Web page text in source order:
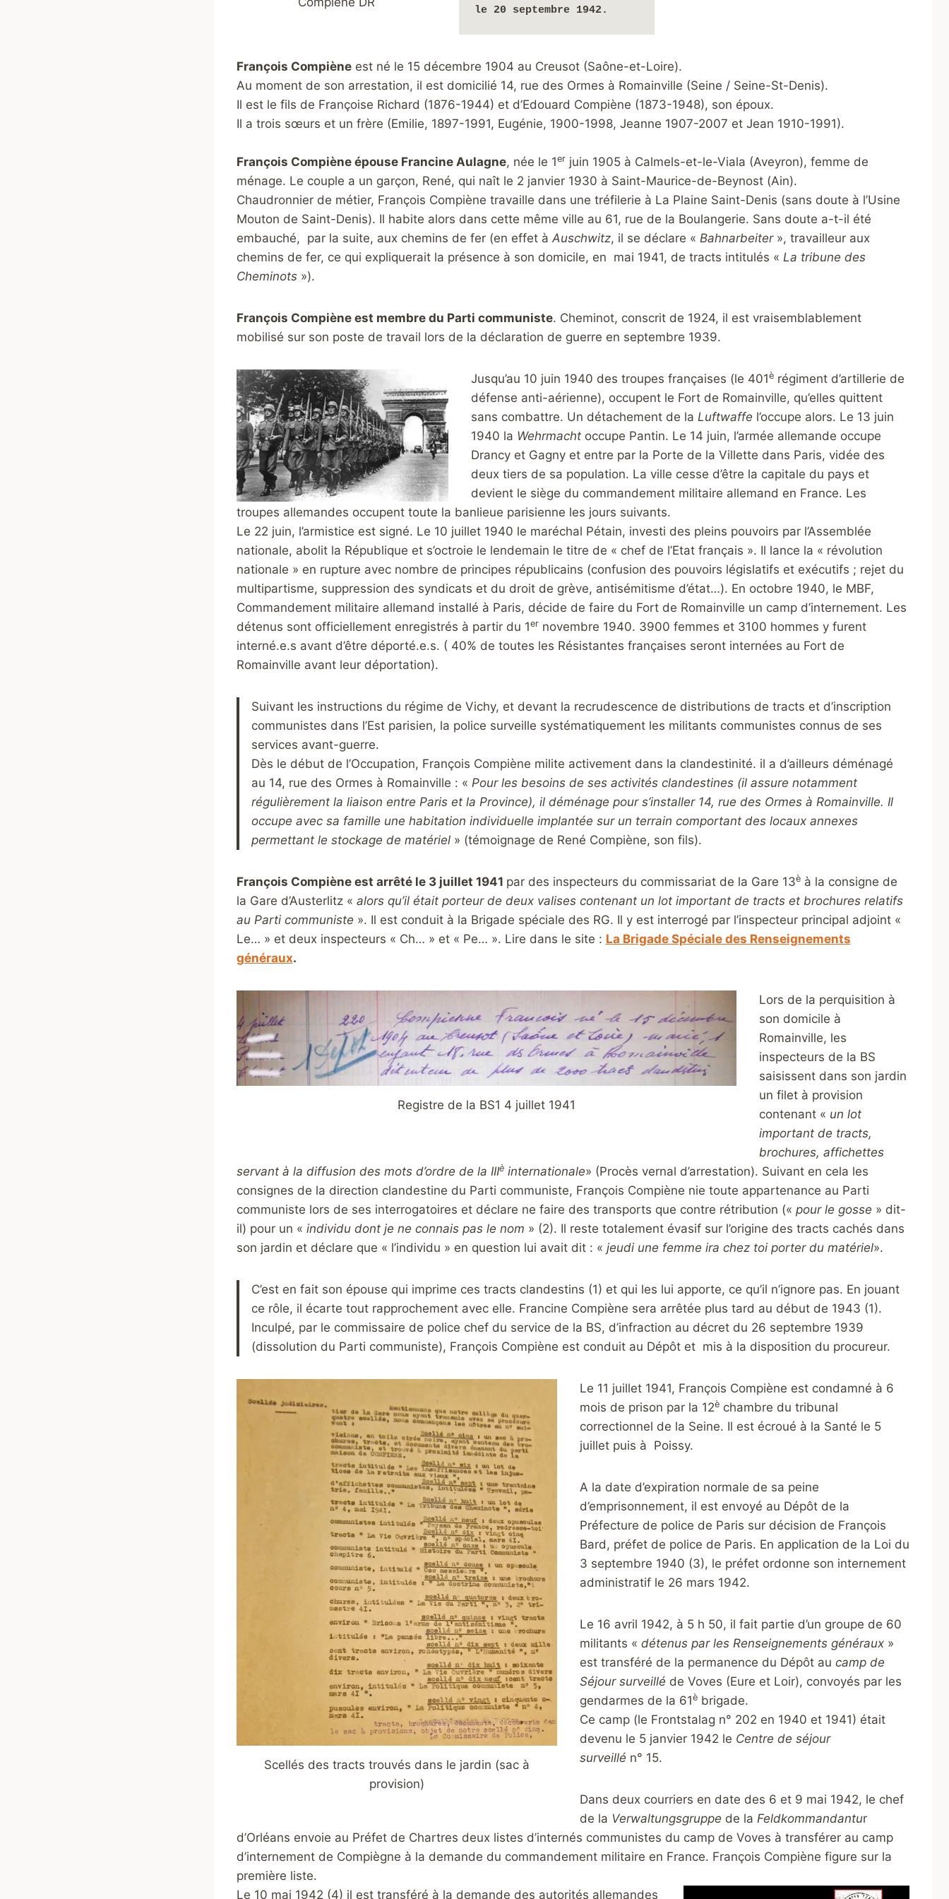
le 20 septembre 1942.
François Compièneest né le 15 décembre 1904 au Creusot (Saône-et-Loire).
Au moment de son arrestation, il est domicilié 14, rue des Ormes à Romainville (Seine / Seine-St-Denis).
Il est le fils de Françoise Richard (1876-1944) et d’Edouard Compiène (1873-1948), son époux.
Il a trois sœurs et un frère (Emilie, 1897-1991, Eugénie, 1900-1998, Jeanne 1907-2007 et Jean 1910-1991).
François Compiène épouse Francine Aulagne, née le 1erjuin 1905 à Calmels-et-le-Viala (Aveyron), femme de
ménage. Le couple a un garçon, René, qui naît le 2 janvier 1930 à Saint-Maurice-de-Beynost (Ain).
Chaudronnier de métier, François Compiène travaille dans une tréfilerie à La Plaine Saint-Denis (sans doute à l’Usine
Mouton de Saint-Denis). Il habite alors dans cette même ville au 61, rue de la Boulangerie. Sans doute a-t-il été
embauché, par la suite, aux chemins de fer (en effet à Auschwitz, il se déclare « Bahnarbeiter», travailleur aux
chemins de fer, ce qui expliquerait la présence à son domicile, en mai 1941, de tracts intitulés « La tribune des
Cheminots»).
François Compiène est membre du Parti communiste. Cheminot, conscrit de 1924, il est vraisemblablement
mobilisé sur son poste de travail lors de la déclaration de guerre en septembre 1939.
Jusqu’au 10 juin 1940 des troupes françaises (le 401èrégiment d’artillerie de
défense anti-aérienne), occupent le Fort de Romainville, qu’elles quittent
sans combattre. Un détachement de la Luftwaffe l’occupe alors. Le 13 juin
1940 la Wehrmachtoccupe Pantin. Le 14 juin, l’armée allemande occupe
Drancy et Gagny et entre par la Porte de la Villette dans Paris, vidée des
deux tiers de sa population. La ville cesse d’être la capitale du pays et
devient le siège du commandement militaire allemand en France. Les
troupes allemandes occupent toute la banlieue parisienne les jours suivants.
Le 22 juin, l’armistice est signé. Le 10 juillet 1940 le maréchal Pétain, investi des pleins pouvoirs par l’Assemblée
nationale, abolit la République et s’octroie le lendemain le titre de « chef de l’Etat français ». Il lance la « révolution
nationale » en rupture avec nombre de principes républicains (confusion des pouvoirs législatifs et exécutifs ; rejet du
multipartisme, suppression des syndicats et du droit de grève, antisémitisme d’état…). En octobre 1940, le MBF,
Commandement militaire allemand installé à Paris, décide de faire du Fort de Romainville un camp d’internement. Les
détenus sont officiellement enregistrés à partir du 1ernovembre 1940. 3900 femmes et 3100 hommes y furent
interné.e.s avant d’être déporté.e.s. ( 40% de toutes les Résistantes françaises seront internées au Fort de
Romainville avant leur déportation).
Suivant les instructions du régime de Vichy, et devant la recrudescence de distributions de tracts et d’inscription
communistes dans l’Est parisien, la police surveille systématiquement les militants communistes connus de ses
services avant-guerre.
Dès le début de l’Occupation, François Compiène milite activement dans la clandestinité. il a d’ailleurs déménagé
au 14, rue des Ormes à Romainville : « Pour les besoins de ses activités clandestines (il assure notamment
régulièrement la liaison entre Paris et la Province), il déménage pour s’installer 14, rue des Ormes à Romainville. Il
occupe avec sa famille une habitation individuelle implantée sur un terrain comportant des locaux annexes
permettant le stockage de matériel » (témoignage de René Compiène, son fils).
François Compiène est arrêté le 3 juillet 1941 par des inspecteurs du commissariat de la Gare 13èà la consigne de
la Gare d’Austerlitz « alors qu’il était porteur de deux valises contenant un lot important de tracts et brochures relatifs
au Parti communiste ». Il est conduit à la Brigade spéciale des RG. Il y est interrogé par l’inspecteur principal adjoint «
Le… » et deux inspecteurs « Ch… » et « Pe… ». Lire dans le site : La Brigade Spéciale des Renseignements
généraux.
Registre de la BS1 4 juillet 1941
Lors de la perquisition à
son domicile à
Romainville, les
inspecteurs de la BS
saisissent dans son jardin
un filet à provision
contenant « un lot
important de tracts,
brochures, affichettes
servant à la diffusion des mots d’ordre de la IIIèinternationale» (Procès vernal d’arrestation). Suivant en cela les
consignes de la direction clandestine du Parti communiste, François Compiène nie toute appartenance au Parti
communiste lors de ses interrogatoires et déclare ne faire des transports que contre rétribution (« pour le gosse » dit-
il) pour un « individu dont je ne connais pas le nom » (2). Il reste totalement évasif sur l’origine des tracts cachés dans
son jardin et déclare que « l’individu » en question lui avait dit : « jeudi une femme ira chez toi porter du matériel».
C’est en fait son épouse qui imprime ces tracts clandestins (1) et qui les lui apporte, ce qu’il n’ignore pas. En jouant
ce rôle, il écarte tout rapprochement avec elle. Francine Compiène sera arrêtée plus tard au début de 1943 (1).
Inculpé, par le commissaire de police chef du service de la BS, d’infraction au décret du 26 septembre 1939
(dissolution du Parti communiste), François Compiène est conduit au Dépôt et mis à la disposition du procureur.
Scellés des tracts trouvés dans le jardin (sac à
provision)
Le 11 juillet 1941, François Compiène est condamné à 6
mois de prison par la 12èchambre du tribunal
correctionnel de la Seine. Il est écroué à la Santé le 5
juillet puis à Poissy.
A la date d’expiration normale de sa peine
d’emprisonnement, il est envoyé au Dépôt de la
Préfecture de police de Paris sur décision de François
Bard, préfet de police de Paris. En application de la Loi du
3 septembre 1940 (3), le préfet ordonne son internement
administratif le 26 mars 1942.
Le 16 avril 1942, à 5 h 50, il fait partie d’un groupe de 60
militants « détenus par les Renseignements généraux»
est transféré de la permanence du Dépôt au camp de
Séjour surveillé de Voves (Eure et Loir), convoyés par les
gendarmes de la 61èbrigade.
Ce camp (le Frontstalag n° 202 en 1940 et 1941) était
devenu le 5 janvier 1942 le Centre de séjour
surveillé n° 15.
Dans deux courriers en date des 6 et 9 mai 1942, le chef
de la Verwaltungsgruppe de la Feldkommandantur
d’Orléans envoie au Préfet de Chartres deux listes d’internés communistes du camp de Voves à transférer au camp
d’internement de Compiègne à la demande du commandement militaire en France. François Compiène figure sur la
première liste.
Le 10 mai 1942 (4) il est transféré à la demande des autorités allemandes